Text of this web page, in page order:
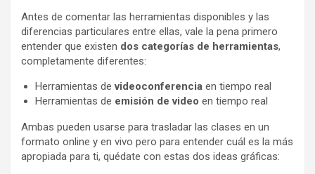
Antes de comentar las herramientas disponibles y las
diferencias particulares entre ellas, vale la pena primero
entender que existen dos categorías de herramientas,
completamente diferentes:
Herramientas devideoconferencia en tiempo real
Herramientas de emisión de video en tiempo real
Ambas pueden usarse para trasladar las clases en un
formato online y en vivo pero para entender cuál es la más
apropiada para ti, quédate con estas dos ideas gráficas: